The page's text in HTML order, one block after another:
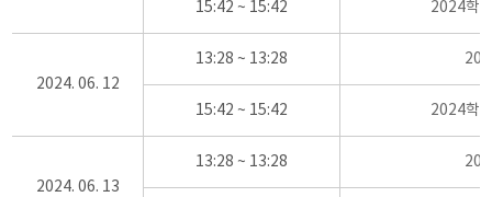
15:42 ~ 15:42 2024학
2024. 06. 12
13:28 ~ 13:28
15:42 ~ 15:42 2024학
2024. 06. 13
13:28 ~ 13:28